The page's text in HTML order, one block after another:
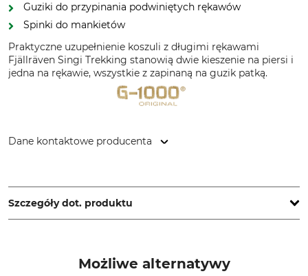
Guziki do przypinania podwiniętych rękawów
Spinki do mankietów
Praktyczne uzupełnienie koszuli z długimi rękawami
Fjällräven Singi Trekking stanowią dwie kieszenie na piersi i
jedna na rękawie, wszystkie z zapinaną na guzik patką.
Dane kontaktowe producenta
Sweden, www.fjallraven.com
Szczegóły dot. produktu
Możliwe alternatywy